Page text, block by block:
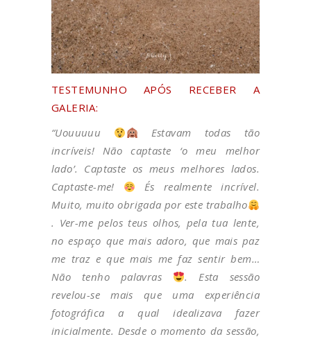
TESTEMUNHO APÓS RECEBER A
GALERIA:
“Uouuuuu
Estavam todas tão
incríveis! Não captaste ‘o meu melhor
lado’. Captaste os meus melhores lados.
Captaste-me!
És realmente incrível.
Muito, muito obrigada por este trabalho
. Ver-me pelos teus olhos, pela tua lente,
no espaço que mais adoro, que mais paz
me traz e que mais me faz sentir bem…
Não tenho palavras
. Esta sessão
revelou-se mais que uma experiência
fotográfica a qual idealizava fazer
inicialmente. Desde o momento da sessão,